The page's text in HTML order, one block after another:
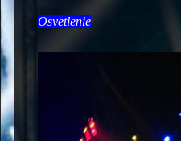
Osvetlenie